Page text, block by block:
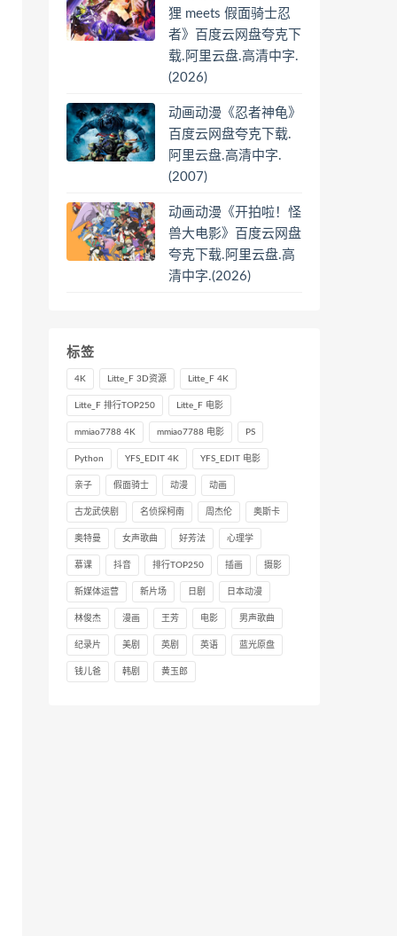
狸 meets 假面骑士忍
者》百度云网盘夸克下
载.阿里云盘.高清中字.
(2026)
动画动漫《忍者神龟》
百度云网盘夸克下载.
阿里云盘.高清中字.
(2007)
动画动漫《开拍啦！怪
兽大电影》百度云网盘
夸克下载.阿里云盘.高
清中字.(2026)
标签
4K Litte_F 3D资源 Litte_F 4K
Litte_F 排行TOP250 Litte_F 电影
mmiao7788 4K mmiao7788 电影 PS
Python YFS_EDIT 4K YFS_EDIT 电影
亲子 假面骑士 动漫 动画
古龙武侠剧 名侦探柯南 周杰伦 奥斯卡
奥特曼 女声歌曲 好芳法 心理学
慕课 抖音 排行TOP250 插画 摄影
新媒体运营 新片场 日剧 日本动漫
林俊杰 漫画 王芳 电影 男声歌曲
纪录片 美剧 英剧 英语 蓝光原盘
钱儿爸 韩剧 黄玉郎